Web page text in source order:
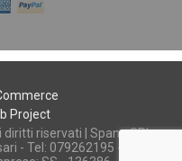
Project
riservati | Spano SRL
- Tel: 079262195 - P.iva: